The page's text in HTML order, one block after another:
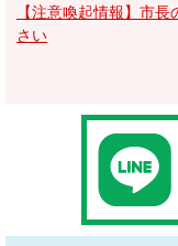
【注意喚起情報】市
さい